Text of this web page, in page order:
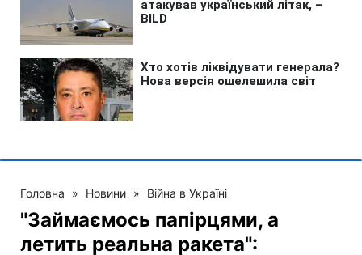
Головна » Новини » Війна в Україні
"Займаємось папірцями, а
летить реальна ракета":